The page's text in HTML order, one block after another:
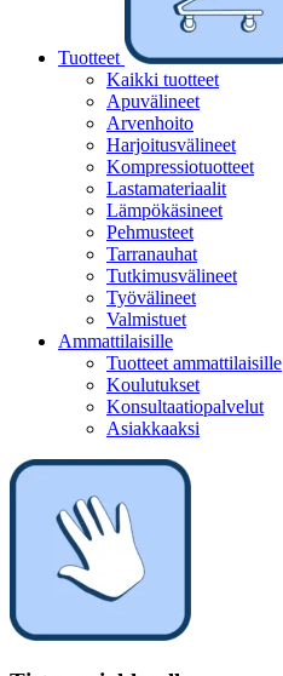
Tuotteet
Kaikki tuotteet
Apuvälineet
Arvenhoito
Harjoitusvälineet
Kompressiotuotteet
Lastamateriaalit
Lämpökäsineet
Pehmusteet
Tarranauhat
Tutkimusvälineet
Työvälineet
Valmistuet
Ammattilaisille
Tuotteet ammattilaisille
Koulutukset
Konsultaatiopalvelut
Asiakkaaksi